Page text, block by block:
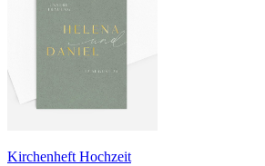
Kirchenheft Hochzeit